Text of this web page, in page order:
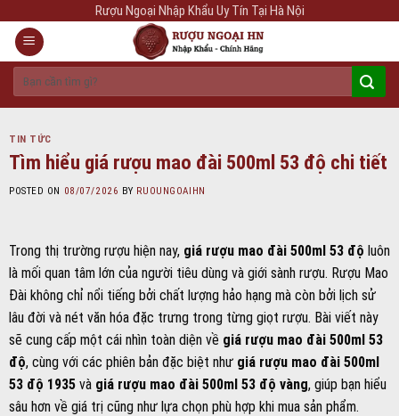
content
Rượu Ngoại Nhập Khẩu Uy Tín Tại Hà Nội
kiếm:
TIN TỨC
Tìm hiểu giá rượu mao đài 500ml 53 độ chi tiết
POSTED ON 08/07/2026 BY RUOUNGOAIHN
Trong thị trường rượu hiện nay, giá rượu mao đài 500ml 53 độ luôn
là mối quan tâm lớn của người tiêu dùng và giới sành rượu. Rượu Mao
Đài không chỉ nổi tiếng bởi chất lượng hảo hạng mà còn bởi lịch sử
lâu đời và nét văn hóa đặc trưng trong từng giọt rượu. Bài viết này
sẽ cung cấp một cái nhìn toàn diện về giá rượu mao đài 500ml 53
độ, cùng với các phiên bản đặc biệt như giá rượu mao đài 500ml
53 độ 1935 và giá rượu mao đài 500ml 53 độ vàng, giúp bạn hiểu
sâu hơn về giá trị cũng như lựa chọn phù hợp khi mua sản phẩm.